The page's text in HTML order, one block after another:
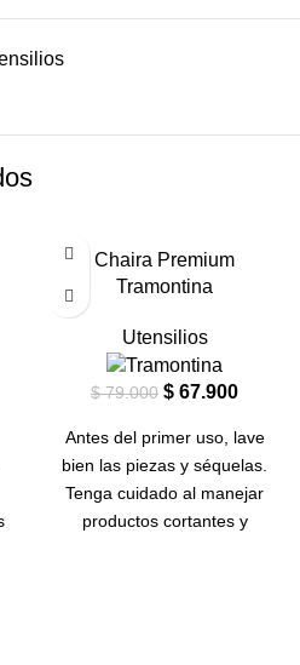
Chaira Premium
Tramontina
Utensilios
$79.000 $ 67.900
Antes del primer uso, lave
bien las piezas y séquelas.
Tenga cuidado al manejar
productos cortantes y